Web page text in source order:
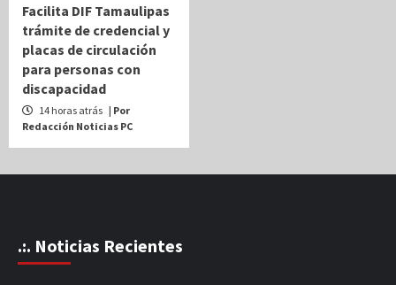
Facilita DIF Tamaulipas
trámite de credencial y
placas de circulación
para personas con
discapacidad
14 horas atrás | Por
Redacción Noticias PC
.:. Noticias Recientes